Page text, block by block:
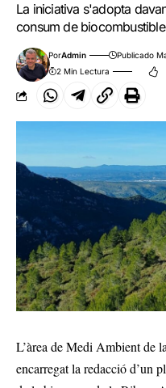
La iniciativa s'adopta
consum de
PorAdmin Publicado
2 Min Lectura
L’àrea de Medi Ambient de
encarregat la redacció d’un